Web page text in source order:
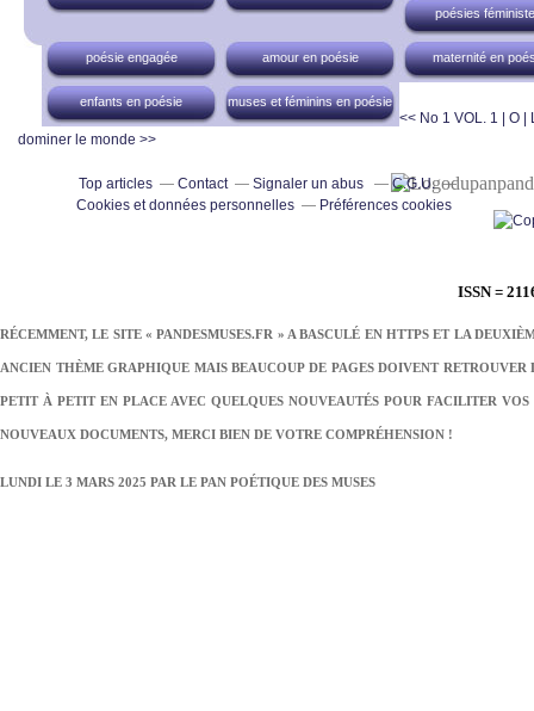
poésies
poésie engagée amour en poésie maternité en
enfants en poésie muses et féminins en poésie
<< No 1 VOL. 1 | O |
dominer le monde >>
ISSN =
RÉCEMMENT, LE SITE « PANDESMUSES.FR » A BASCULÉ EN HTTPS ET LA
ANCIEN THÈME GRAPHIQUE MAIS BEAUCOUP DE PAGES DOIVENT
PETIT À PETIT EN PLACE AVEC QUELQUES NOUVEAUTÉS POUR FACILITER
NOUVEAUX DOCUMENTS, MERCI BIEN DE VOTRE COMPRÉHENSION !
LUNDI LE 3 MARS 2025 PAR LE PAN POÉTIQUE DES MUSES
Top articles Contact Signaler un abus
C.G.U.
Cookies et données personnelles
Préférences cookies